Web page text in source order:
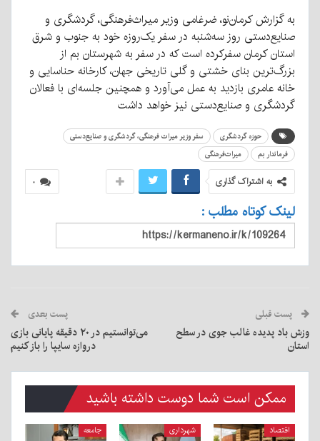
به گزارش کرمان‌نو، ضرغامی وزیر میراث‌فرهنگی، گردشگری و
صنایع‌دستی روز سه‌شنبه در سفر یک‌روزه خود به جنوب و شرق
استان کرمان سفرکرده است که در سفر به شهرستان بم از
بزرگ‌ترین بنای خشتی و گلی تاریخی جهان، کارخانه حناسایی و
خانه عامری بازدید به عمل می‌آورد و همچنین جلسه‌ای با فعالان
گردشگری و صنایع‌دستی نیز خواهد داشت
حوزه گردشگری
سفر وزیر میراث فرهنگی، گردشگری و صنایع‌دستی
فرماندار بم
میراث‌فرهنگی
۰ به اشتراک گذاری
لینک کوتاه مطلب :
پست قبلی
وزش باد پدیده غالب جوی در سطح
استان
پست بعدی
می‌توانستیم در ۲۰ دقیقه پایانی بازی
دروازه سایپا را باز کنیم
ممکن است شما دوست داشته باشید
اقتصاد شهرداری جامعه